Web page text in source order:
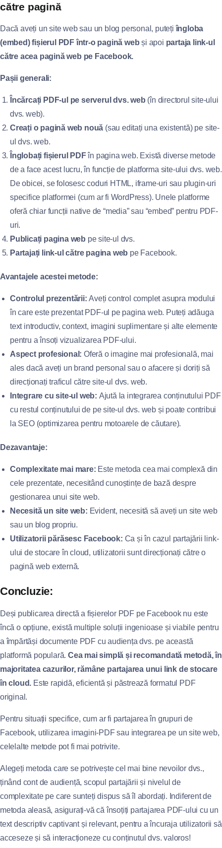
către pagină
Dacă aveți un site web sau un blog personal, putețiîngloba
(embed) fișierul PDF într-o pagină web și apoi partaja link-ul
către acea pagină web pe Facebook.
Pașii generali:
Încărcați PDF-ul pe serverul dvs. web (în directorul site-ului
dvs. web).
Creați o pagină web nouă (sau editați una existentă) pe site-
ul dvs. web.
Înglobați fișierul PDFîn pagina web. Există diverse metode
de a face acest lucru, în funcție de platforma site-ului dvs. web.
De obicei, se folosesc coduri HTML, iframe-uri sau plugin-uri
specifice platformei (cum ar fi WordPress). Unele platforme
oferă chiar funcții native de “media” sau “embed” pentru PDF-
uri.
Publicați pagina web pe site-ul dvs.
Partajați link-ul către pagina web pe Facebook.
Avantajele acestei metode:
Controlul prezentării: Aveți control complet asupra modului
în care este prezentat PDF-ul pe pagina web. Puteți adăuga
text introductiv, context, imagini suplimentare și alte elemente
pentru a însoți vizualizarea PDF-ului.
Aspect profesional: Oferă o imagine mai profesională, mai
ales dacă aveți un brand personal sau o afacere și doriți să
direcționați traficul către site-ul dvs. web.
Integrare cu site-ul web: Ajută la integrarea conținutului PDF
cu restul conținutului de pe site-ul dvs. web și poate contribui
la SEO (optimizarea pentru motoarele de căutare).
Dezavantaje:
Complexitate mai mare: Este metoda cea mai complexă din
cele prezentate, necesitând cunoștințe de bază despre
gestionarea unui site web.
Necesită un site web: Evident, necesită să aveți un site web
sau un blog propriu.
Utilizatorii părăsesc Facebook: Ca și în cazul partajării link-
ului de stocare în cloud, utilizatorii sunt direcționați către o
pagină web externă.
Concluzie:
Deși publicarea directă a fișierelor PDF pe Facebook nu este
încă o opțiune, există multiple soluții ingenioase și viabile pentru
a împărtăși documente PDF cu audiența dvs. pe această
platformă populară.Cea mai simplă și recomandată metodă, în
majoritatea cazurilor, rămâne partajarea unui link de stocare
în cloud. Este rapidă, eficientă și păstrează formatul PDF
original.
Pentru situații specifice, cum ar fi partajarea în grupuri de
Facebook, utilizarea imagini-PDF sau integrarea pe un site web,
celelalte metode pot fi mai potrivite.
Alegeți metoda care se potrivește cel mai bine nevoilor dvs.,
ținând cont de audiență, scopul partajării și nivelul de
complexitate pe care sunteți dispus să îl abordați. Indiferent de
metoda aleasă, asigurați-vă că însoțiți partajarea PDF-ului cu un
text descriptiv captivant și relevant, pentru a încuraja utilizatorii să
acceseze și să interacționeze cu conținutul dvs. valoros!